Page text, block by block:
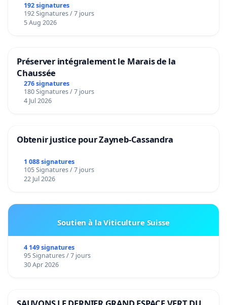
192 signatures
192 Signatures / 7 jours
5 Aug 2026
Préserver intégralement le Marais de la
Chaussée
276 signatures
180 Signatures / 7 jours
4 Jul 2026
Obtenir justice pour Zayneb-Cassandra
1 088 signatures
105 Signatures / 7 jours
22 Jul 2026
Soutien à la Viticulture Suisse
4 149 signatures
95 Signatures / 7 jours
30 Apr 2026